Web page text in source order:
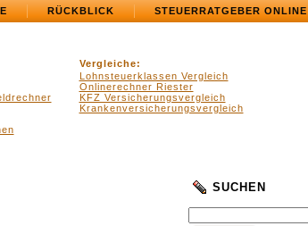
RÜCKBLICK STEUERRATGEBER ONLINE
Vergleiche:
Lohnsteuerklassen Vergleich
Onlinerechner Riester
KFZ Versicherungsvergleich
Krankenversicherungsvergleich
SUCHEN